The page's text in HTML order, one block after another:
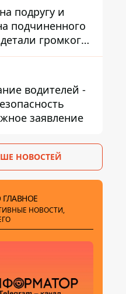
подругу и
подчиненного
громкого
водителей -
заявление
НОВОСТЕЙ
НОВОСТИ,